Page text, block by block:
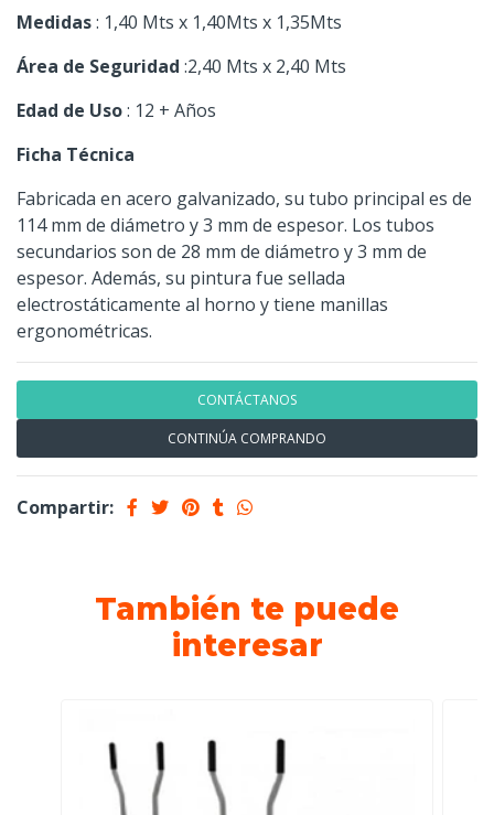
Medidas: 1,40 Mts x 1,40Mts x 1,35Mts
Área de Seguridad :2,40 Mts x 2,40 Mts
Edad de Uso: 12 + Años
Ficha Técnica
Fabricada en acero galvanizado, su tubo principal es de
114 mm de diámetro y 3 mm de espesor. Los tubos
secundarios son de 28 mm de diámetro y 3 mm de
espesor. Además, su pintura fue sellada
electrostáticamente al horno y tiene manillas
ergonométricas.
CONTÁCTANOS
CONTINÚA COMPRANDO
Compartir:
También te puede
interesar